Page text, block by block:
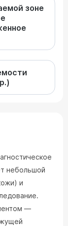
зоне
небольшой
и
—